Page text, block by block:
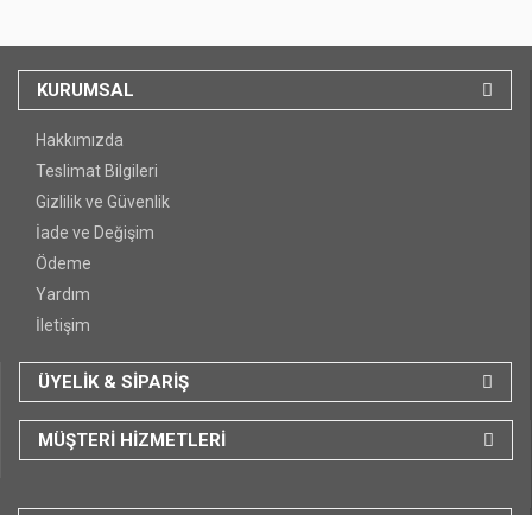
KURUMSAL
Hakkımızda
Teslimat Bilgileri
Gizlilik ve Güvenlik
İade ve Değişim
Ödeme
Yardım
İletişim
ÜYELİK & SİPARİŞ
MÜŞTERİ HİZMETLERİ